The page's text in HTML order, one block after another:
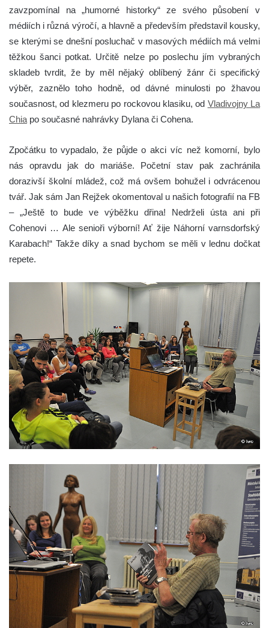
zavzpomínal na „humorné historky“ ze svého působení v
médiích i různá výročí, a hlavně a především představil kousky,
se kterými se dnešní posluchač v masových médiích má velmi
těžkou šanci potkat. Určitě nelze po poslechu jím vybraných
skladeb tvrdit, že by měl nějaký oblíbený žánr či specifický
výběr, zaznělo toho hodně, od dávné minulosti po žhavou
současnost, od klezmeru po rockovou klasiku, od Vladivojny La
Chia po současné nahrávky Dylana či Cohena.
Zpočátku to vypadalo, že půjde o akci víc než komorní, bylo
nás opravdu jak do mariáše. Početní stav pak zachránila
dorazivší školní mládež, což má ovšem bohužel i odvrácenou
tvář. Jak sám Jan Rejžek okomentoval u našich fotografií na FB
– „Ještě to bude ve výběžku dřina! Nedrželi ústa ani při
Cohenovi … Ale senioři výborní! Ať žije Náhorní varnsdorfský
Karabach!“ Takže díky a snad bychom se měli v lednu dočkat
repete.